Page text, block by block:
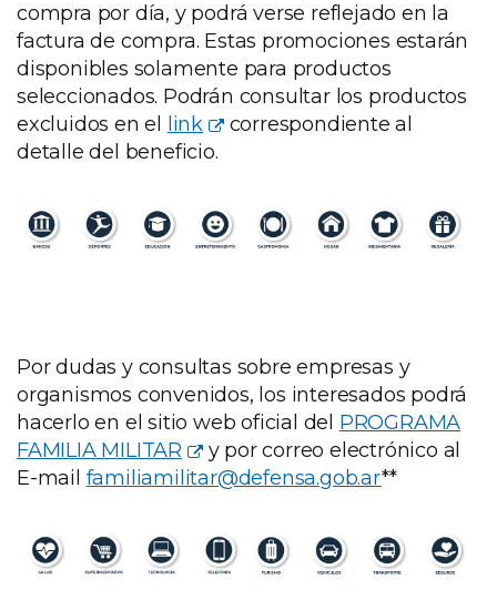
compra por día, y podrá verse reflejado en la
factura de compra. Estas promociones estarán
disponibles solamente para productos
seleccionados. Podrán consultar los productos
excluidos en el
link
correspondiente al
detalle del beneficio.
Por dudas y consultas sobre empresas y
organismos convenidos, los interesados podrá
hacerlo en el sitio web oficial del PROGRAMA
FAMILIA MILITAR
y por correo electrónico al
E-mail familiamilitar@defensa.gob.ar**